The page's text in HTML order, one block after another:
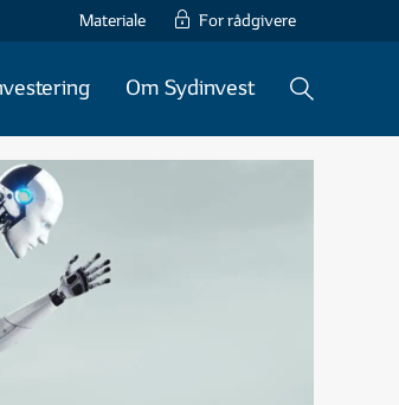
Materiale For rådgivere
Om Sydinvest